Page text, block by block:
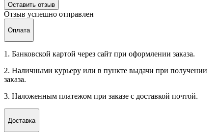
Оставить отзыв
Отзыв успешно отправлен
Оплата
1. Банковской картой через сайт при оформлении заказа.
2. Наличными курьеру или в пункте выдачи при получении
заказа.
3. Наложенным платежом при заказе с доставкой почтой.
Доставка